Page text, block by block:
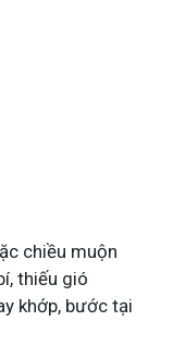
chiều muộn
thiếu gió
khớp, bước tại